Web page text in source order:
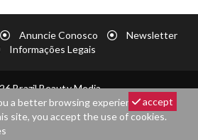
Anuncie Conosco
Newsletter
Informações Legais
Brazil Beauty Media
a better browsing experience. By
site, you accept the use of cookies.
accept